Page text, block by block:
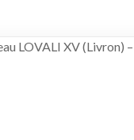
LOVALI XV (Livron) –